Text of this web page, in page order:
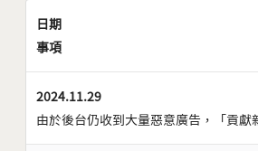
日期
事項
2024.11.29
由於後台仍收到大量惡意廣告，「貢獻